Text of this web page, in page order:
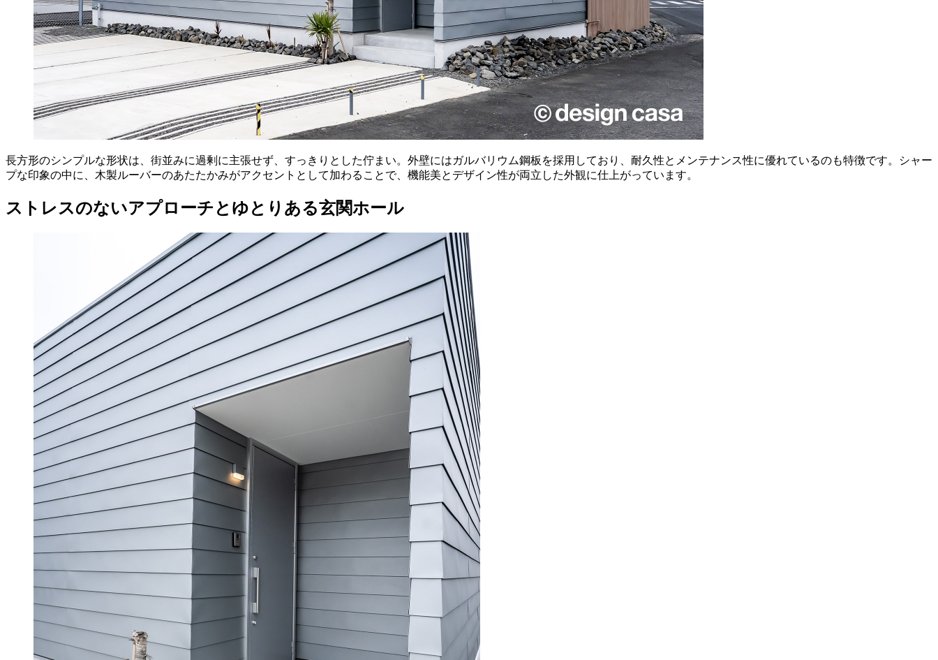
長方形のシンプルな形状は、街並みに過剰に主張せず、すっきりとした佇まい。外壁にはガルバリウム鋼板を採用しており、耐久性とメンテナンス性に優れているのも特徴です。シャー
プな印象の中に、木製ルーバーのあたたかみがアクセントとして加わることで、機能美とデザイン性が両立した外観に仕上がっています。
ストレスのないアプローチとゆとりある玄関ホール